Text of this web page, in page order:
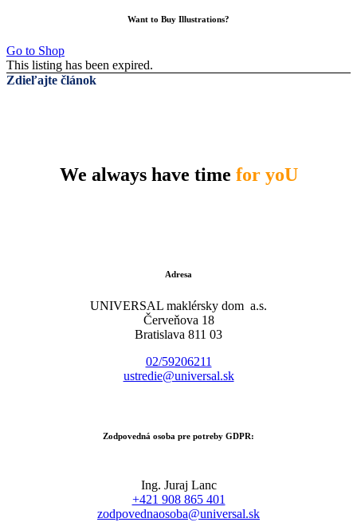
Want to Buy Illustrations?
Go to Shop
This listing has been expired.
We always have time for yoU
Adresa
UNIVERSAL maklérsky dom a.s.
Červeňova 18
Bratislava 811 03
02/59206211
ustredie@universal.sk
Zodpovedná osoba pre potreby GDPR:
Ing. Juraj Lanc
+421 908 865 401
zodpovednaosoba@universal.sk